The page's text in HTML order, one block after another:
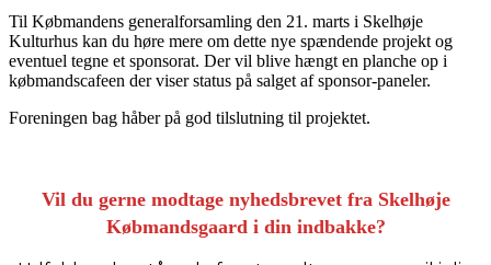
Til Købmandens generalforsamling den 21. marts i Skelhøje
Kulturhus kan du høre mere om dette nye spændende projekt og
eventuel tegne et sponsorat. Der vil blive hængt en planche op i
købmandscafeen der viser status på salget af sponsor-paneler.
Foreningen bag håber på god tilslutning til projektet.
Vil du gerne modtage nyhedsbrevet fra Skelhøje
Købmandsgaard i din indbakke?